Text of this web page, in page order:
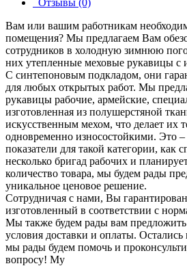
Вам или вашим работникам
помещения? Мы предлагаем Вам
сотрудников в холодную зимнюю
них утепленные меховые рукавицы с
С синтепоновым подкладом, они
для любых открытых работ. Мы
рукавицы рабочие, армейские,
изготовленная из полушерстяной
искусственным мехом, что делает их
одновременно износостойкими. Это
показатели для такой категории, как
несколько бригад рабочих и
количество товара, мы будем рады
уникальное ценовое решение.
Сотрудничая с нами, Вы
изготовленный в соответствии с
Мы также будем рады вам
условия доставки и оплаты.
мы рады будем помочь и
вопросу! Му